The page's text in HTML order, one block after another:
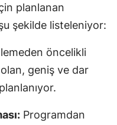
planlanan
şekilde listeleniyor:
öncelikli
geniş ve dar
Programdan